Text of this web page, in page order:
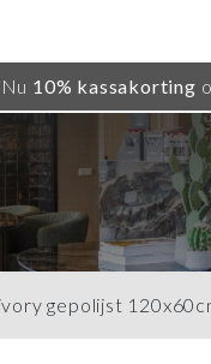
10% kassakorting
gepolijst